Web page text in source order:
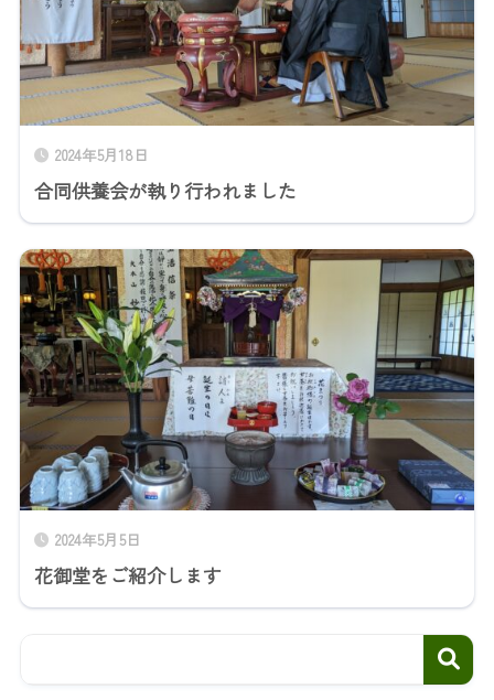
2024年5月18日
合同供養会が執り行われました
2024年5月5日
花御堂をご紹介します